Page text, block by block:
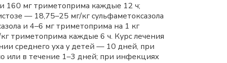
и 160 мг триметоприма каждые 12 ч;
— 18,75–25 мг/кг сульфаметоксазола
и 4–6 мг триметоприма на 1 кг
триметоприма каждые 6 ч. Курс лечения
среднего уха у детей — 10 дней, при
или в течение 1–3 дней; при инфекциях